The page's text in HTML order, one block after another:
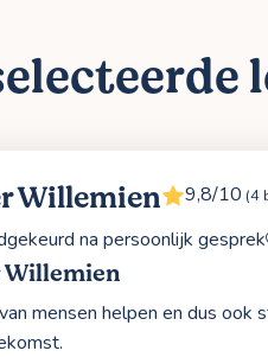
Willemien 9,8/10 (4
na persoonlijk gesprek
Willemien
mensen helpen en dus